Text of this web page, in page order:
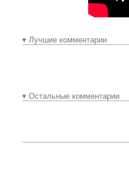
▾ Лучшие комментарии
▾ Остальные комментарии